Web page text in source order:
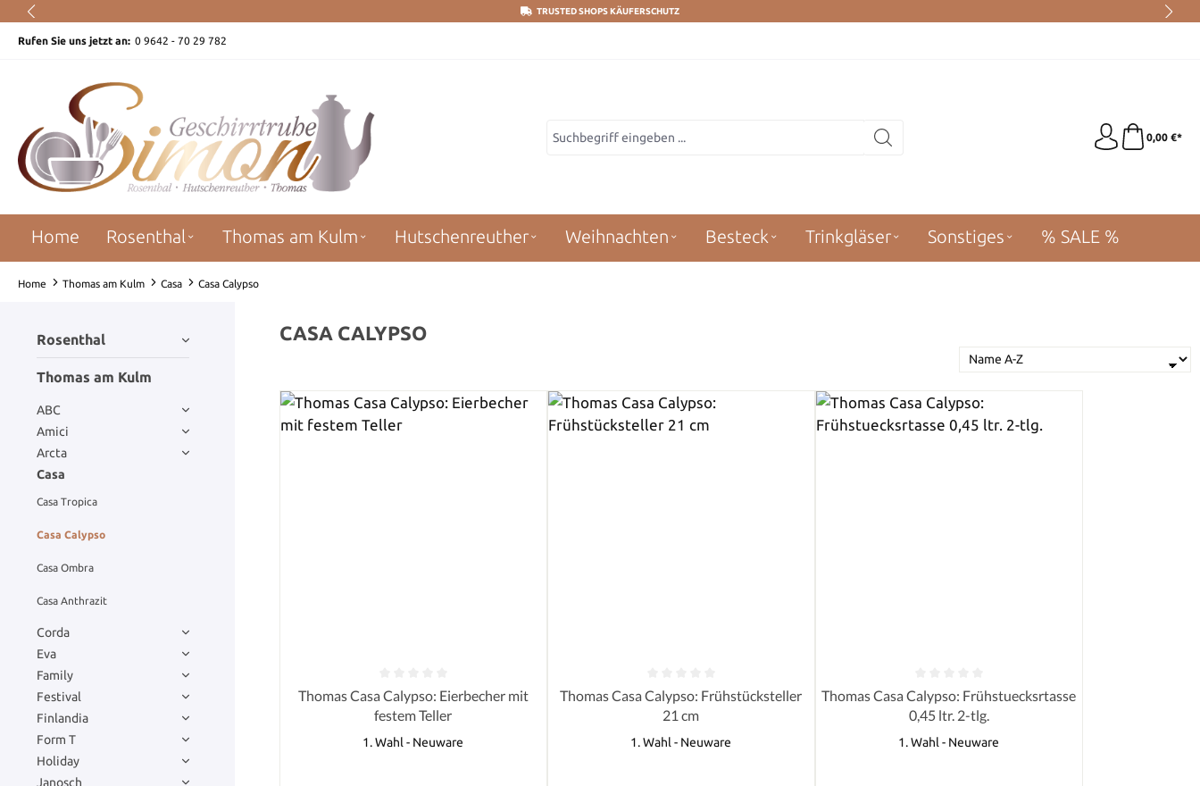
Hauptinhalt springen
Zur Suche springen
Zur Hauptnavigation springen TRUSTED SHOPS KÄUFERSCHUTZ
Rufen Sie uns jetzt an: 0 9642 - 70 29 782
0,00 €*
Home Rosenthal Thomas am Kulm Hutschenreuther Weihnachten Besteck Trinkgläser Sonstiges % SALE %
Home Thomas am Kulm Casa Casa Calypso
Rosenthal
Thomas am Kulm
ABC
Amici
Arcta
Casa
Casa Tropica
Casa Calypso
Casa Ombra
Casa Anthrazit
Corda
Eva
Family
Festival
Finlandia
Form T
Holiday
Janosch
CASA CALYPSO
Durchschnittliche Bewertung von 0 von 5 Sternen
Thomas Casa Calypso: Eierbecher mit
festem Teller
1. Wahl - Neuware
Durchschnittliche Bewertung von 0 von 5 Sternen
Thomas Casa Calypso: Frühstücksteller
21 cm
1. Wahl - Neuware
Durchschnittliche Bewertung von 0 von 5 Sternen
Thomas Casa Calypso: Frühstuecksrtasse
0,45 ltr. 2-tlg.
1. Wahl - Neuware